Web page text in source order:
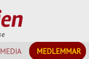
MEDIA MEDLEMMAR